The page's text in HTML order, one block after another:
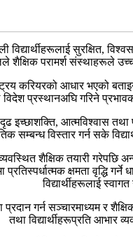
सुरक्षित,
परामर्श संस्थाहरूले उच्च
करियरको आधार भएको
प्रस्थानअघि गरिने
दृढ इच्छाशक्ति,
सम्बन्ध विस्तार गर्न सके
शैक्षिक तयारी गरेपछि
प्रतिस्पर्धात्मक क्षमता
विद्यार्थीहरूलाई
गर्न सञ्चारमाध्यम र
तथा विद्यार्थीहरूप्रति आभार